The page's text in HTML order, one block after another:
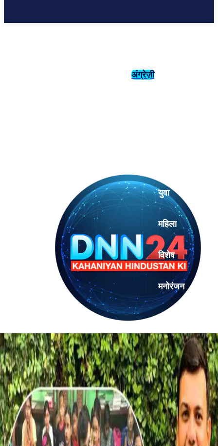
अंग्रेज़ी
युवा
महिला
विशेष
मनोरंजन